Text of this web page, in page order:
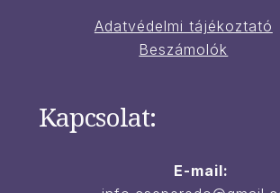
Adatvédelmi tájékoztató
Beszámolók
Kapcsolat:
E-mail: